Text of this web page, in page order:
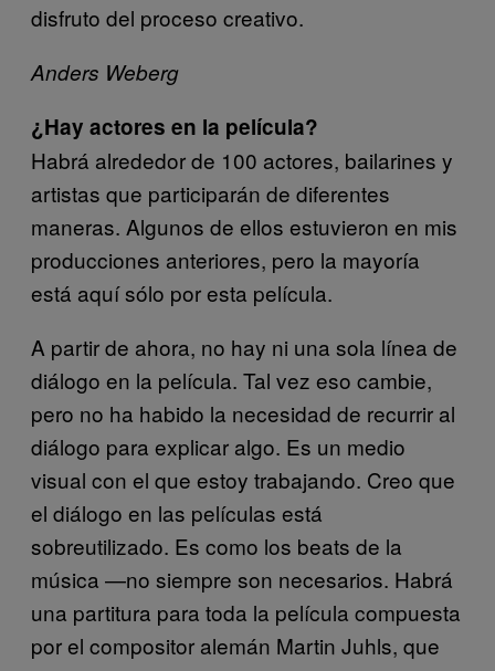
disfruto del proceso creativo.
Anders Weberg
¿Hay actores en la película?
Habrá alrededor de 100 actores, bailarines y
artistas que participarán de diferentes
maneras. Algunos de ellos estuvieron en mis
producciones anteriores, pero la mayoría
está aquí sólo por esta película.
A partir de ahora, no hay ni una sola línea de
diálogo en la película. Tal vez eso cambie,
pero no ha habido la necesidad de recurrir al
diálogo para explicar algo. Es un medio
visual con el que estoy trabajando. Creo que
el diálogo en las películas está
sobreutilizado. Es como los beats de la
música —no siempre son necesarios. Habrá
una partitura para toda la película compuesta
por el compositor alemán Martin Juhls, que